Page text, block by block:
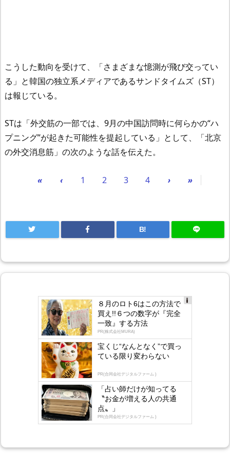
こうした動向を受けて、「さまざまな憶測が飛び交ってい
る」と韓国の独立系メディアであるサンドタイムズ（ST）
は報じている。
STは「外交筋の一部では、9月の中国訪問時に何らかの“ハ
プニング”が起きた可能性を提起している」として、「北京
の外交消息筋」の次のような話を伝えた。
« ‹ 1 2 3 4 › »
B!
gly
８月のロト6はこの方法で
買え!!６つの数字が『完全
一致』する方法
PR(株式会社MURA)
宝くじ“なんとなく”で買っ
ている限り変わらない
PR(合同会社デジタルファーム )
「占い師だけが知ってる
〝お金が増える人の共通
点〟」
PR(合同会社デジタルファーム )